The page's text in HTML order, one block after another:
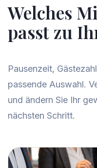
Welches
passt zu
Pausenzeit,
passende Auswahl.
und ändern Sie Ihr
nächsten Schritt.